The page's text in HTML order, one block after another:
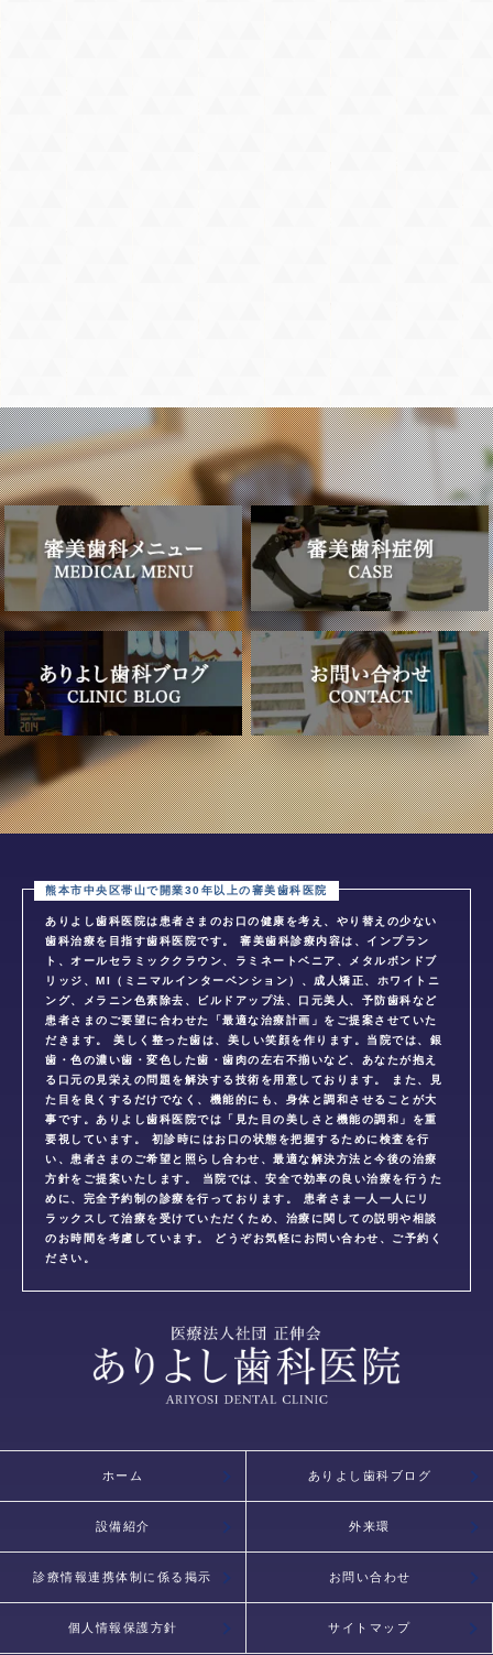
ありよし歯科医院は患者さまのお口の健康を考え、やり替えの少ない
歯科治療を目指す歯科医院です。 審美歯科診療内容は、インプラン
ト、オールセラミッククラウン、ラミネートベニア、メタルボンドブ
リッジ、MI（ミニマルインターベンション）、成人矯正、ホワイトニ
ング、メラニン色素除去、ビルドアップ法、口元美人、予防歯科など
患者さまのご要望に合わせた「最適な治療計画」をご提案させていた
だきます。 美しく整った歯は、美しい笑顔を作ります。当院では、銀
歯・色の濃い歯・変色した歯・歯肉の左右不揃いなど、あなたが抱え
る口元の見栄えの問題を解決する技術を用意しております。 また、見
た目を良くするだけでなく、機能的にも、身体と調和させることが大
事です。ありよし歯科医院では「見た目の美しさと機能の調和」を重
要視しています。 初診時にはお口の状態を把握するために検査を行
い、患者さまのご希望と照らし合わせ、最適な解決方法と今後の治療
方針をご提案いたします。 当院では、安全で効率の良い治療を行うた
めに、完全予約制の診療を行っております。 患者さま一人一人にリ
ラックスして治療を受けていただくため、治療に関しての説明や相談
のお時間を考慮しています。 どうぞお気軽にお問い合わせ、ご予約く
ださい。
ホーム ありよし歯科ブログ
設備紹介 外来環
診療情報連携体制に係る掲示 お問い合わせ
個人情報保護方針 サイトマップ